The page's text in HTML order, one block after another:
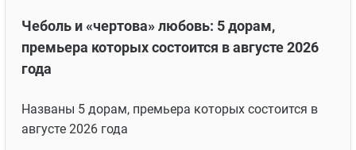
Чеболь и «чертова» любовь: 5 дорам,
премьера которых состоится в августе 2026
года
Названы 5 дорам, премьера которых состоится в
августе 2026 года